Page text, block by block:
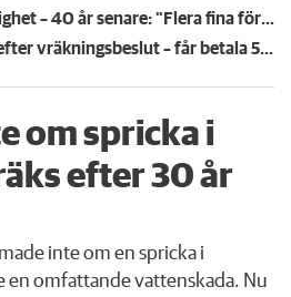
Kompisdealen blev verklighet – 40 år senare: "Flera fina fördelar med att dela bostad"
Kvinna kapade lägenhet efter vräkningsbeslut – får betala 50 000
om spricka i
efter 30 år
inte om en spricka i
en omfattande vattenskada. Nu